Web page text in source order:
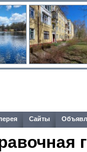
Сайты